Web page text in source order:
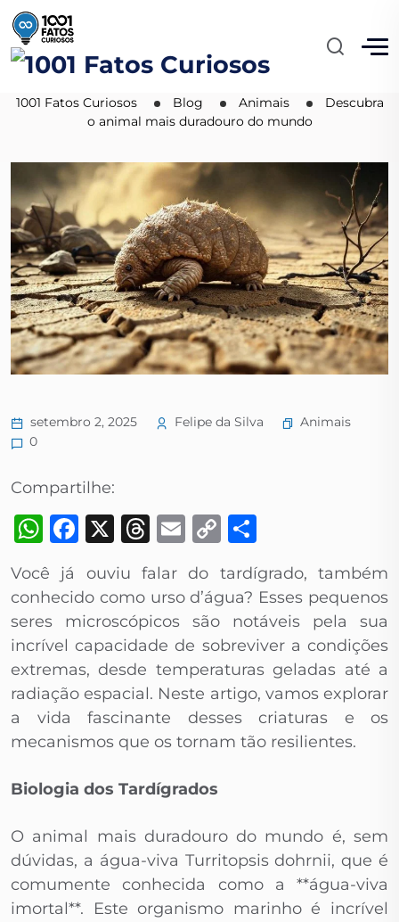
Descubra o animal mais
duradouro do mundo
1001 Fatos Curiosos Blog Animais
Descubra
o animal mais duradouro do mundo
setembro 2, 2025 Felipe da Silva
Animais
0
Compartilhe:
WhatsApp
Facebook
X Threads
Email
Copy
Link
Você já ouviu falar do tardígrado, também
conhecido como urso d’água? Esses pequenos
seres microscópicos são notáveis pela sua
incrível capacidade de sobreviver a condições
extremas, desde temperaturas geladas até a
radiação espacial. Neste artigo, vamos explorar
a vida fascinante desses criaturas e os
mecanismos que os tornam tão resilientes.
Biologia dos Tardígrados
O animal mais duradouro do mundo é, sem
dúvidas, a água-viva Turritopsis dohrnii, que é
comumente conhecida como a **água-viva
imortal**. Este organismo marinho é incrível